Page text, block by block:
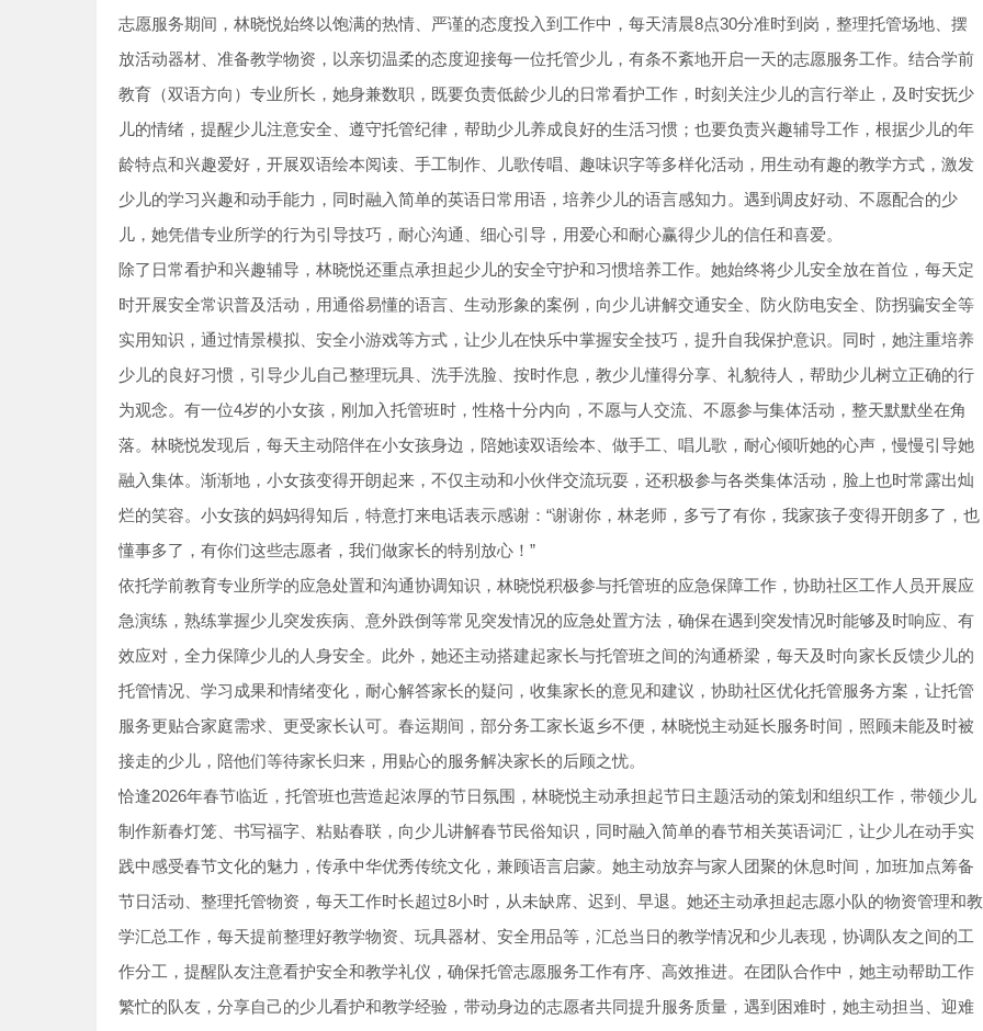
志愿服务期间，林晓悦始终以饱满的热情、严谨的态度投入到工作中，每天清晨8点30分准时到岗，整理托管场地、摆
放活动器材、准备教学物资，以亲切温柔的态度迎接每一位托管少儿，有条不紊地开启一天的志愿服务工作。结合学前
教育（双语方向）专业所长，她身兼数职，既要负责低龄少儿的日常看护工作，时刻关注少儿的言行举止，及时安抚少
儿的情绪，提醒少儿注意安全、遵守托管纪律，帮助少儿养成良好的生活习惯；也要负责兴趣辅导工作，根据少儿的年
龄特点和兴趣爱好，开展双语绘本阅读、手工制作、儿歌传唱、趣味识字等多样化活动，用生动有趣的教学方式，激发
少儿的学习兴趣和动手能力，同时融入简单的英语日常用语，培养少儿的语言感知力。遇到调皮好动、不愿配合的少
儿，她凭借专业所学的行为引导技巧，耐心沟通、细心引导，用爱心和耐心赢得少儿的信任和喜爱。
除了日常看护和兴趣辅导，林晓悦还重点承担起少儿的安全守护和习惯培养工作。她始终将少儿安全放在首位，每天定
时开展安全常识普及活动，用通俗易懂的语言、生动形象的案例，向少儿讲解交通安全、防火防电安全、防拐骗安全等
实用知识，通过情景模拟、安全小游戏等方式，让少儿在快乐中掌握安全技巧，提升自我保护意识。同时，她注重培养
少儿的良好习惯，引导少儿自己整理玩具、洗手洗脸、按时作息，教少儿懂得分享、礼貌待人，帮助少儿树立正确的行
为观念。有一位4岁的小女孩，刚加入托管班时，性格十分内向，不愿与人交流、不愿参与集体活动，整天默默坐在角
落。林晓悦发现后，每天主动陪伴在小女孩身边，陪她读双语绘本、做手工、唱儿歌，耐心倾听她的心声，慢慢引导她
融入集体。渐渐地，小女孩变得开朗起来，不仅主动和小伙伴交流玩耍，还积极参与各类集体活动，脸上也时常露出灿
烂的笑容。小女孩的妈妈得知后，特意打来电话表示感谢：“谢谢你，林老师，多亏了有你，我家孩子变得开朗多了，也
懂事多了，有你们这些志愿者，我们做家长的特别放心！”
依托学前教育专业所学的应急处置和沟通协调知识，林晓悦积极参与托管班的应急保障工作，协助社区工作人员开展应
急演练，熟练掌握少儿突发疾病、意外跌倒等常见突发情况的应急处置方法，确保在遇到突发情况时能够及时响应、有
效应对，全力保障少儿的人身安全。此外，她还主动搭建起家长与托管班之间的沟通桥梁，每天及时向家长反馈少儿的
托管情况、学习成果和情绪变化，耐心解答家长的疑问，收集家长的意见和建议，协助社区优化托管服务方案，让托管
服务更贴合家庭需求、更受家长认可。春运期间，部分务工家长返乡不便，林晓悦主动延长服务时间，照顾未能及时被
接走的少儿，陪他们等待家长归来，用贴心的服务解决家长的后顾之忧。
恰逢2026年春节临近，托管班也营造起浓厚的节日氛围，林晓悦主动承担起节日主题活动的策划和组织工作，带领少儿
制作新春灯笼、书写福字、粘贴春联，向少儿讲解春节民俗知识，同时融入简单的春节相关英语词汇，让少儿在动手实
践中感受春节文化的魅力，传承中华优秀传统文化，兼顾语言启蒙。她主动放弃与家人团聚的休息时间，加班加点筹备
节日活动、整理托管物资，每天工作时长超过8小时，从未缺席、迟到、早退。她还主动承担起志愿小队的物资管理和教
学汇总工作，每天提前整理好教学物资、玩具器材、安全用品等，汇总当日的教学情况和少儿表现，协调队友之间的工
作分工，提醒队友注意看护安全和教学礼仪，确保托管志愿服务工作有序、高效推进。在团队合作中，她主动帮助工作
繁忙的队友，分享自己的少儿看护和教学经验，带动身边的志愿者共同提升服务质量，遇到困难时，她主动担当、迎难